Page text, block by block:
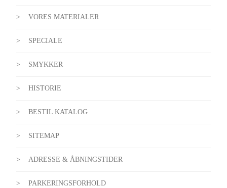
VORES MATERIALER
SPECIALE
SMYKKER
HISTORIE
BESTIL KATALOG
SITEMAP
ADRESSE & ÅBNINGSTIDER
PARKERINGSFORHOLD